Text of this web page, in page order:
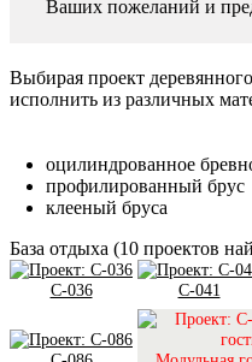
Ваших пожеланий и
Выбирая проект
исполнить из различных
оцилиндрованное
профилированный брус
клееный бруса
База отдыха (10 проектов
C-036 C-041